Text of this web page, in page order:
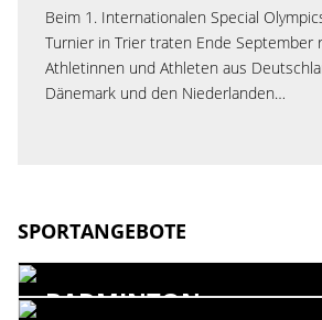
Beim 1. Internationalen Special
Turnier in Trier traten Ende September
Athletinnen und Athleten aus
Dänemark und den Niederlanden…
SPORTANGEBOTE
BADMINTON